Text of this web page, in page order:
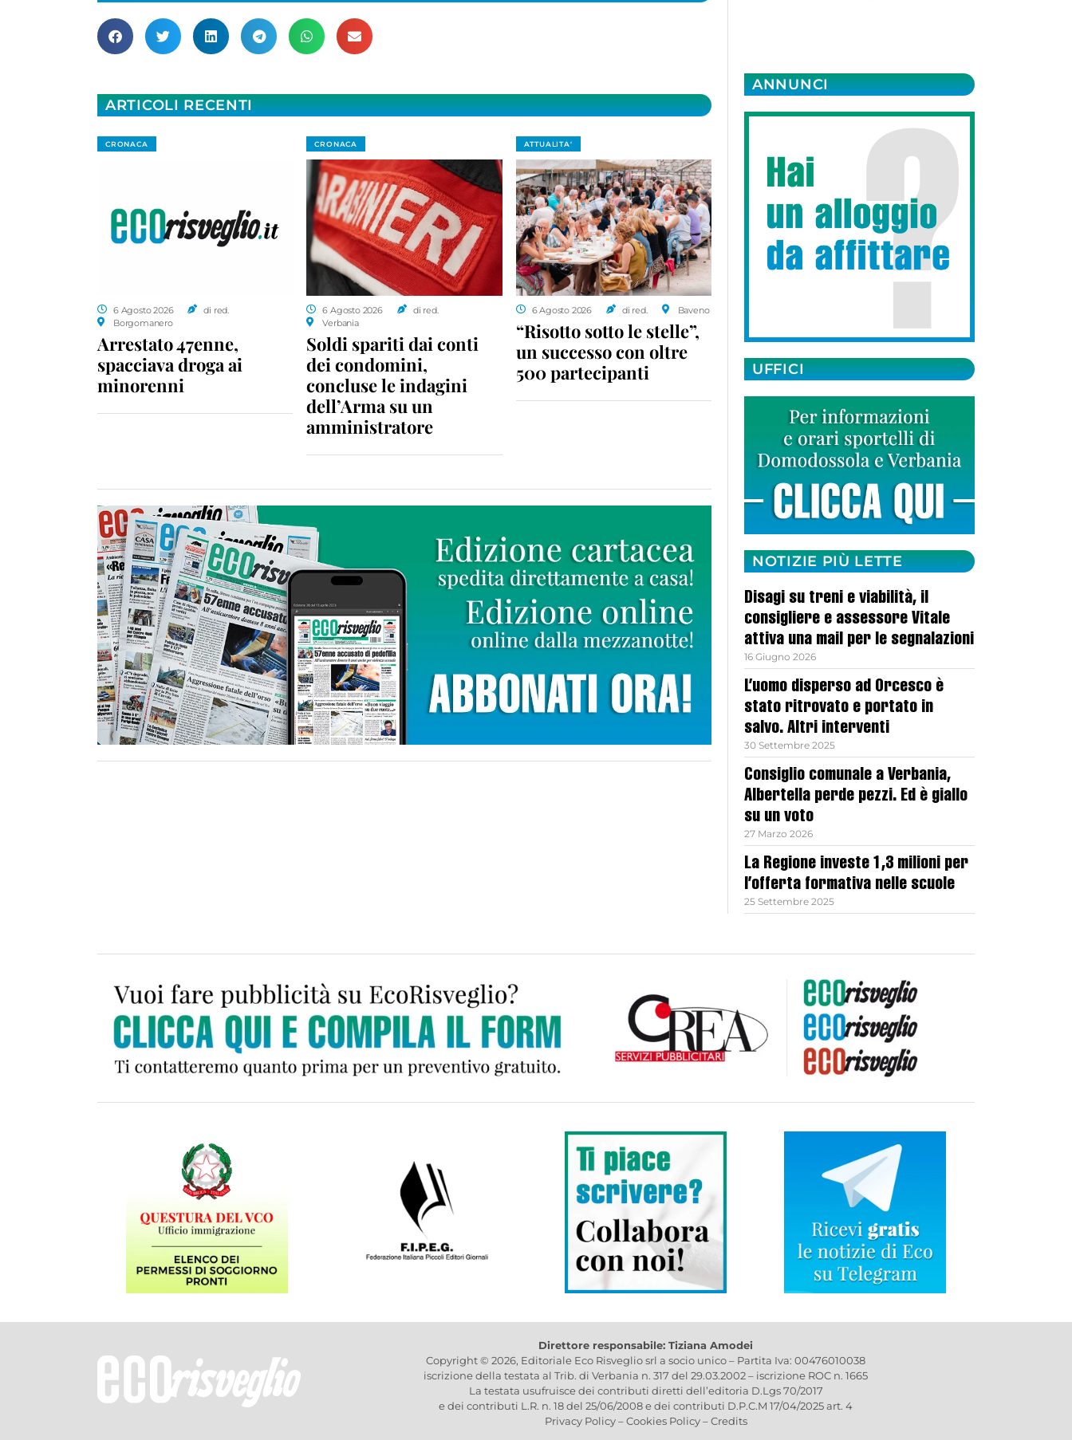
ARTICOLI RECENTI
CRONACA
6 Agosto 2026
di red.
Borgomanero
Arrestato 47enne,
spacciava droga ai
minorenni
CRONACA
6 Agosto 2026
di red.
Verbania
Soldi spariti dai conti
dei condomini,
concluse le indagini
dell’Arma su un
amministratore
ATTUALITA'
6 Agosto 2026 di red. Baveno
“Risotto sotto le stelle”,
un successo con oltre
500 partecipanti
ANNUNCI
UFFICI
NOTIZIE PIÙ LETTE
Disagi su treni e viabilità, il
consigliere e assessore Vitale
attiva una mail per le segnalazioni
16 Giugno 2026
L’uomo disperso ad Orcesco è
stato ritrovato e portato in
salvo. Altri interventi
30 Settembre 2025
Consiglio comunale a Verbania,
Albertella perde pezzi. Ed è giallo
su un voto
27 Marzo 2026
La Regione investe 1,3 milioni per
l’offerta formativa nelle scuole
25 Settembre 2025
Direttore responsabile: Tiziana Amodei
Copyright © 2026, Editoriale Eco Risveglio srl a socio unico – Partita Iva: 00476010038
iscrizione della testata al Trib. di Verbania n. 317 del 29.03.2002 – iscrizione ROC n. 1665
La testata usufruisce dei contributi diretti dell’editoria D.Lgs 70/2017
e dei contributi L.R. n. 18 del 25/06/2008 e dei contributi D.P.C.M 17/04/2025 art. 4
Privacy Policy–Cookies Policy–Credits